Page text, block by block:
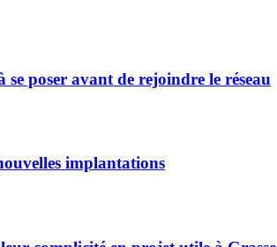
se poser avant de rejoindre le réseau
implantations